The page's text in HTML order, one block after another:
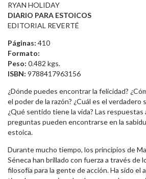
RYAN HOLIDAY
DIARIO PARA ESTOICOS
EDITORIAL REVERTÉ
Páginas: 410
Formato:
Peso: 0.482 kgs.
ISBN: 9788417963156
¿Dónde puedes encontrar la felicidad?
el poder de la razón? ¿Cuál es el verdadero
¿Qué sentido tiene la vida? Las respuestas
preguntas pueden encontrarse en la
estoica.
Durante mucho tiempo, los principios de
Séneca han brillado con fuerza a través de
filosofía para la gente de acción. Ha sido el